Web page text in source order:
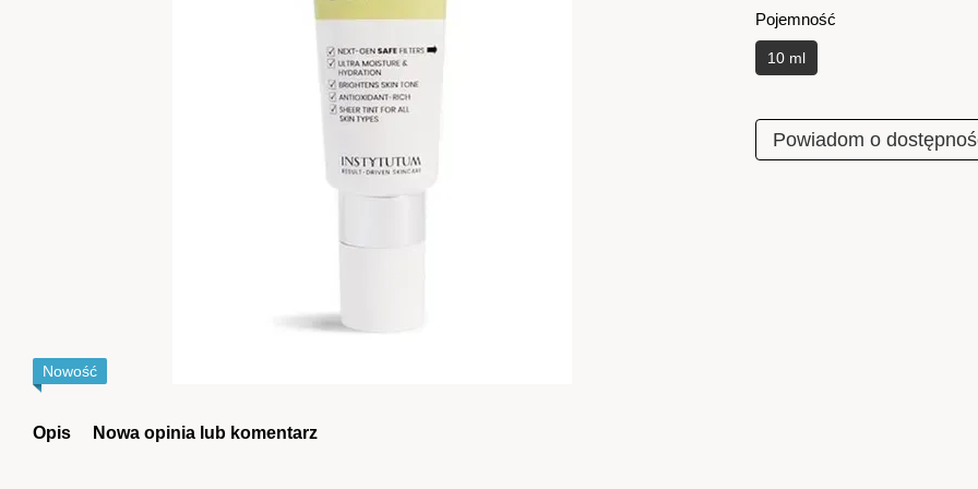
Nowość
Opis Nowa opinia lub komentarz
Pojemność
10 ml
Powiadom o